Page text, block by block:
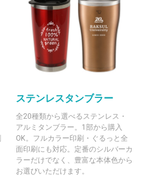
ステンレスタンブラー
全20種類から選べるステンレス・
アルミタンブラー。1部から購入
OK。フルカラー印刷・ぐるっと全
面印刷にも対応。定番のシルバーカ
ラーだけでなく、豊富な本体色から
お選びいただけます。